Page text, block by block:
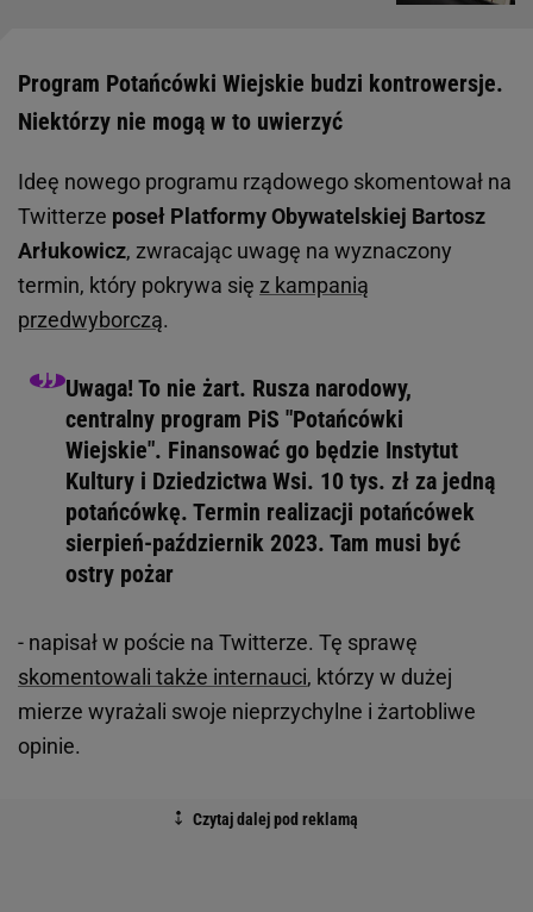
Program Potańcówki Wiejskie budzi kontrowersje.
Niektórzy nie mogą w to uwierzyć
Ideę nowego programu rządowego skomentował na
Twitterze poseł Platformy Obywatelskiej Bartosz
Arłukowicz, zwracając uwagę na wyznaczony
termin, który pokrywa się z kampanią
przedwyborczą.
Uwaga! To nie żart. Rusza narodowy,
centralny program PiS "Potańcówki
Wiejskie". Finansować go będzie Instytut
Kultury i Dziedzictwa Wsi. 10 tys. zł za jedną
potańcówkę. Termin realizacji potańcówek
sierpień-październik 2023. Tam musi być
ostry pożar
- napisał w poście na Twitterze. Tę sprawę
skomentowali także internauci, którzy w dużej
mierze wyrażali swoje nieprzychylne i żartobliwe
opinie.